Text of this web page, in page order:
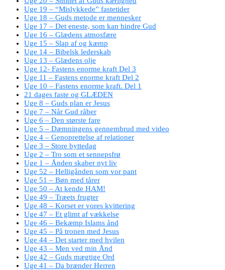
Uge 19 – “Mislykkede” fastetider
Uge 18 – Guds metode er mennesker
Uge 17 – Det eneste, som kan hindre Gud
Uge 16 – Glædens atmosfære
Uge 15 – Slap af og kæmp
Uge 14 – Bibelsk lederskab
Uge 13 – Glædens olje
Uge 12- Fastens enorme kraft Del 3
Uge 11 – Fastens enorme kraft Del 2
Uge 10 – Fastens enorme kraft. Del 1
21 dages faste og GLÆDEN
Uge 8 – Guds plan er Jesus
Uge 7 – Når Gud råber
Uge 6 – Den største fare
Uge 5 – Dæmningens gennembrud med video
Uge 4 – Genoprettelse af relationer
Uge 3 – Store byttedag
Uge 2 – Tro som et sennepsfrø
Uge 1 – Ånden skaber nyt liv
Uge 52 – Helligånden som vor pant
Uge 51 – Bøn med tårer
Uge 50 – At kende HAM!
Uge 49 – Træets frugter
Uge 48 – Korset er vores kvittering
Uge 47 – Et glimt af vækkelse
Uge 46 – Bekæmp Islams ånd
Uge 45 – På tronen med Jesus
Uge 44 – Det starter med hvilen
Uge 43 – Men ved min Ånd
Uge 42 – Guds mægtige Ord
Uge 41 – Da brænder Herren